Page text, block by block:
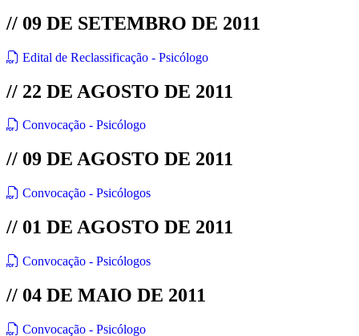
// 09 DE SETEMBRO DE 2011
Edital de Reclassificação - Psicólogo
// 22 DE AGOSTO DE 2011
Convocação - Psicólogo
// 09 DE AGOSTO DE 2011
Convocação - Psicólogos
// 01 DE AGOSTO DE 2011
Convocação - Psicólogos
// 04 DE MAIO DE 2011
Convocação - Psicólogo